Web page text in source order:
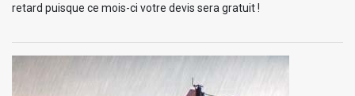
retard puisque ce mois-ci votre devis sera gratuit !